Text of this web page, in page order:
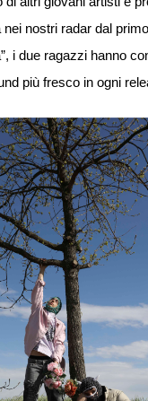
nostri radar dal
i due ragazzi hanno
più fresco in ogni